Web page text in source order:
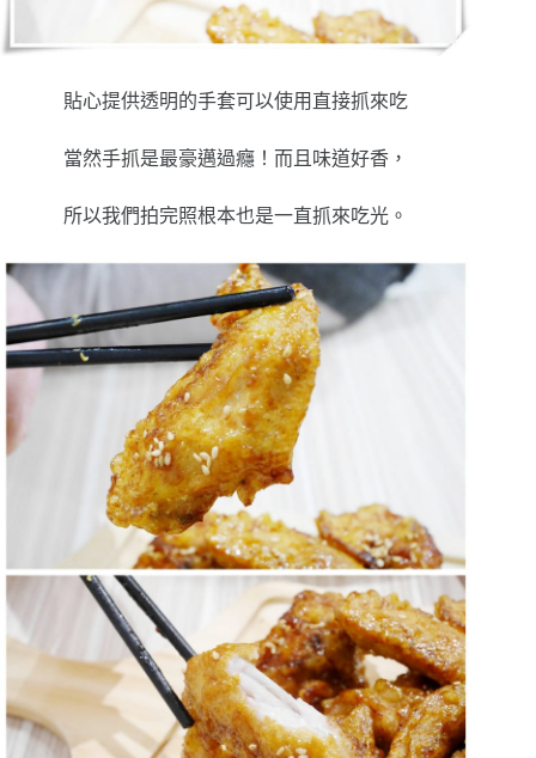
貼心提供透明的手套可以使用直接抓來吃
當然手抓是最豪邁過癮！而且味道好香，
所以我們拍完照根本也是一直抓來吃光。